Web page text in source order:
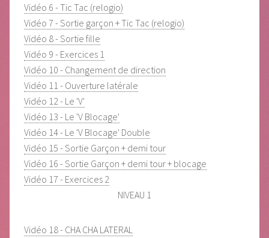
Vidéo 6 - Tic Tac (relogio)
Vidéo 7 - Sortie garçon + Tic Tac (relogio)
Vidéo 8 - Sortie fille
Vidéo 9 - Exercices 1
Vidéo 10 - Changement de direction
Vidéo 11 - Ouverture latérale
Vidéo 12 - Le 'V'
Vidéo 13 - Le 'V Blocage'
Vidéo 14 - Le 'V Blocage' Double
Vidéo 15 - Sortie Garçon + demi tour
Vidéo 16 - Sortie Garçon + demi tour + blocage
Vidéo 17 - Exercices 2
NIVEAU 1
Vidéo 18 - CHA CHA LATERAL